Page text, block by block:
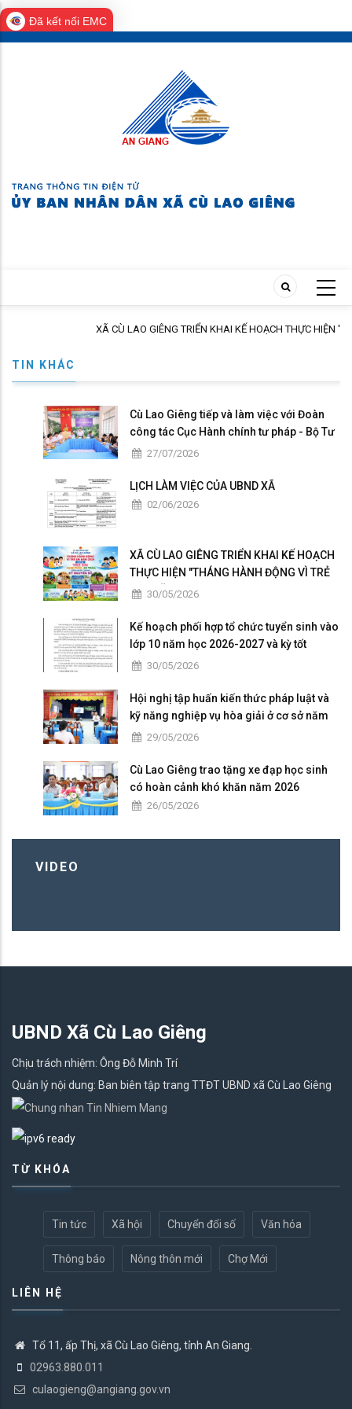
Đã kết nối EMC
Skip
XÃ CÙ LAO GIÊNG TRIỂN KHAI KẾ HOẠCH THỰC HIỆN
TIN KHÁC
Cù Lao Giêng tiếp và làm việc với Đoàn
công tác Cục Hành chính tư pháp - Bộ Tư
pháp khảo sát, hướng dẫn triển khai
Việt Nam về đăng ký và thống kê hộ tịch
giai đoạn 2026 – 2030
27/07/2026
LỊCH LÀM VIỆC CỦA UBND XÃ
02/06/2026
XÃ CÙ LAO GIÊNG TRIỂN KHAI KẾ HOẠCH
THỰC HIỆN "THÁNG HÀNH ĐỘNG VÌ TRẺ
EM" NĂM 2026
30/05/2026
Kế hoạch phối hợp tổ chức tuyển sinh vào
lớp 10 năm học 2026-2027 và kỳ tốt
nghiệp THPT năm 2026
30/05/2026
Hội nghị tập huấn kiến thức pháp luật và
kỹ năng nghiệp vụ hòa giải ở cơ sở năm
202629/05/2026
Cù Lao Giêng trao tặng xe đạp học sinh
có hoàn cảnh khó khăn năm 2026
26/05/2026
VIDEO
UBND Xã Cù Lao Giêng
Chịu trách nhiệm: Ông Đỗ Minh Trí
Quản lý nội dung: Ban biên tập trang TTĐT UBND xã Cù Lao Giêng
TỪ KHÓA
Tin tức Xã hội Chuyển đổi số Văn hóa
Thông báo Nông thôn mới Chợ Mới
LIÊN HỆ
Tổ 11, ấp Thị, xã Cù Lao Giêng, tỉnh An Giang.
02963.880.011
culaogieng@angiang.gov.vn